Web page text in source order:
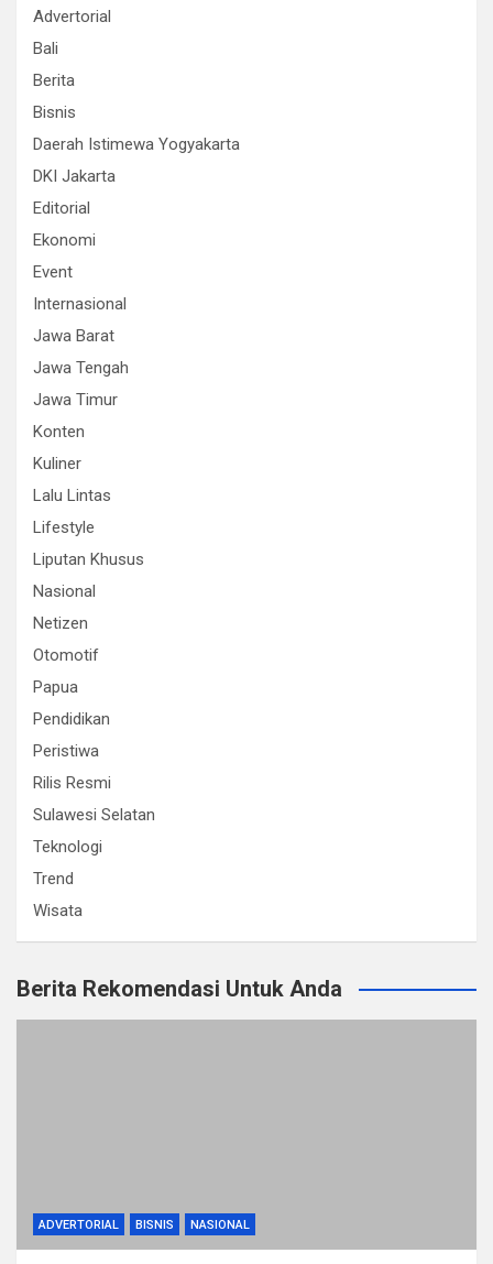
Advertorial
Bali
Berita
Bisnis
Daerah Istimewa Yogyakarta
DKI Jakarta
Editorial
Ekonomi
Event
Internasional
Jawa Barat
Jawa Tengah
Jawa Timur
Konten
Kuliner
Lalu Lintas
Lifestyle
Liputan Khusus
Nasional
Netizen
Otomotif
Papua
Pendidikan
Peristiwa
Rilis Resmi
Sulawesi Selatan
Teknologi
Trend
Wisata
Berita Rekomendasi Untuk Anda
ADVERTORIAL BISNIS NASIONAL